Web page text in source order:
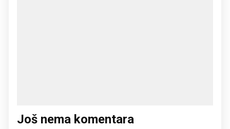
Još nema komentara